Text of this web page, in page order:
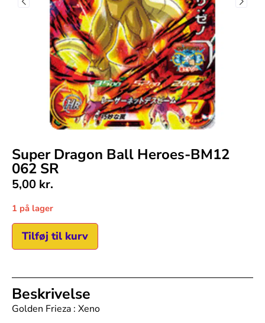
Super Dragon Ball Heroes-BM12
062 SR
5,00 kr.
1 på lager
Tilføj til kurv
Beskrivelse
Golden Frieza : Xeno